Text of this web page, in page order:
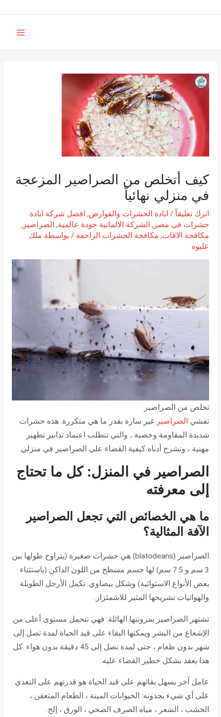
كيف أتخلص من الصراصير المزعجة
في منزلي نهائياً
اترك تعليقاً / ابادة الحشرات والقوارض, افضل شركة ابادة
حشرات فى مصر , الشركة الالمانية جودة عالمية, الصراصير ,
مكافحة الافات, مكافحة الحشرات الزاحفة / بواسطة ملك
عليوه
تخلص من الصراصير
تفشي الصراصير غير سارة بقدر ما هي متكررة. هذه حشرات
شديدة المقاومة وخصبة ، والتي تتطلب اعتماد تدابير تطهير
مهنية ، ونشرح أدناه كيفية القضاء على الصراصير في منزلي.
الصراصير في المنزل: كل ما تحتاج
إلى معرفته
ما هي الخصائص التي تجعل الصراصير
الآفة المثالية؟
الصراصير (blatodeans) هي حشرات صغيرة (يتراوح طولها بين
3 سم و 7.5 سم) لها جسم مسطح من اللون الداكن (باستثناء
بعض الأنواع الاستوائية) وشكل بيضاوي. تكمل الأرجل الطويلة
والهوائيات تشريحها المثير للاشمئزاز.
تشتهر الصراصير بمرونتها الهائلة: فهي تتحمل مستوى أعلى من
الإشعاع من البشر ويمكنها البقاء على قيد الحياة لمدة تصل إلى
شهر بدون طعام ، حتى لمدة تصل إلى 45 دقيقة بدون هواء. كل
هذا يعقد بشكل خطير القضاء عليه.
عامل آخر يسهل بقائهم على قيد الحياة هو قدرتهم على التغذي
على أي شيء يجدونه: الحيوانات الميتة ، الطعام المتعفن ،
الخشب ، الشعر ، مياه الصرف الصحي ، الورق ، إلخ.